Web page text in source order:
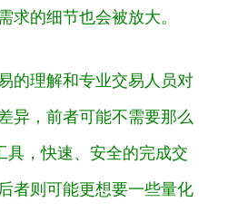
求的细节也会被放大。
的理解和专业交易人员对
异，前者可能不需要那么
具，快速、安全的完成交
者则可能更想要一些量化